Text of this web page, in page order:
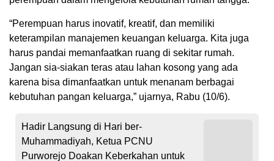
“Perempuan harus inovatif, kreatif, dan memiliki
keterampilan manajemen keuangan keluarga. Kita juga
harus pandai memanfaatkan ruang di sekitar rumah.
Jangan sia-siakan teras atau lahan kosong yang ada
karena bisa dimanfaatkan untuk menanam berbagai
kebutuhan pangan keluarga,” ujarnya, Rabu (10/6).
Hadir Langsung di Hari ber-
Muhammadiyah, Ketua PCNU
Purworejo Doakan Keberkahan untuk